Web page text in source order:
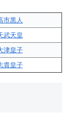
市黒人
武天皇
津皇子
貴皇子